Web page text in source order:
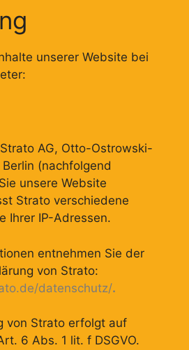
unserer Website bei
AG, Otto-Ostrowski-
(nachfolgend
unsere Website
Strato verschiedene
Ihrer IP-Adressen.
entnehmen Sie der
von Strato:
datenschutz/.
von Strato erfolgt auf
6 Abs. 1 lit. f DSGVO.